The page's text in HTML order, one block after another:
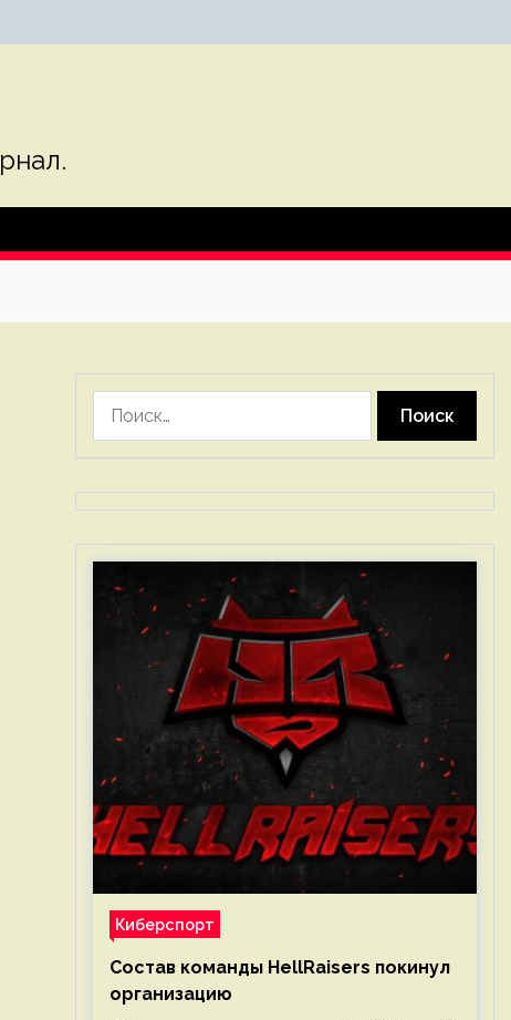
Киберспорт
Состав команды HellRaisers покинул
организацию